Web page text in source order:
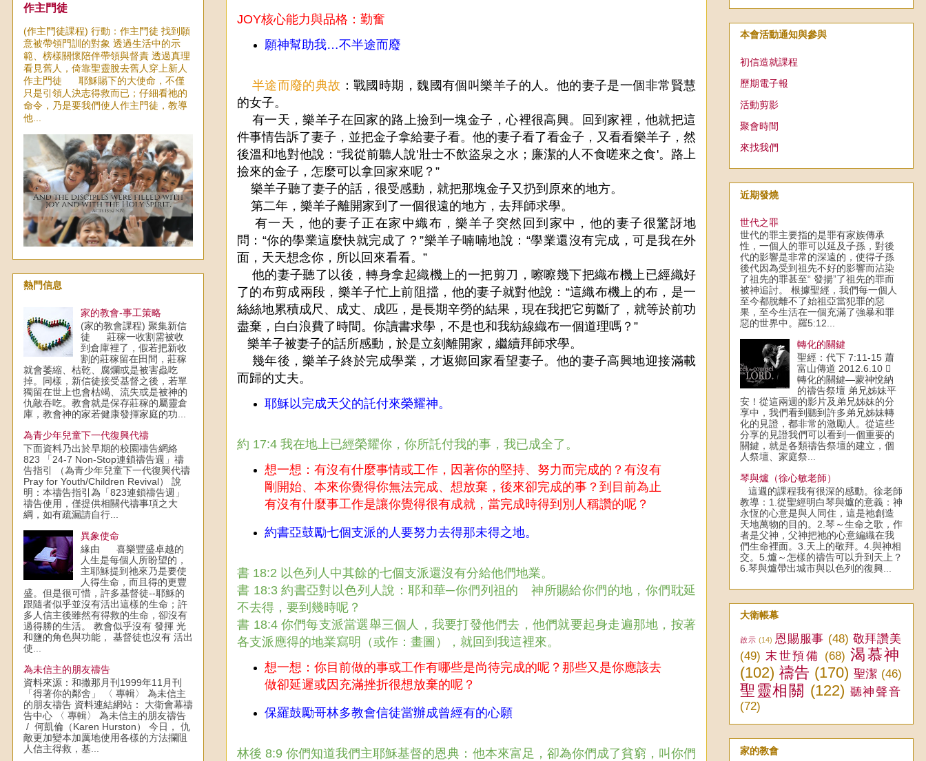
JOY核心能力與品格：勤奮
願神幫助我…不半途而廢
半途而廢的典故 ：戰國時期，魏國有個叫樂羊子的人。他的妻子是一個非常賢慧
的女子。
有一天，樂羊子在回家的路上撿到一塊金子，心裡很高興。回到家裡，他就把這
件事情告訴了妻子，並把金子拿給妻子看。他的妻子看了看金子，又看看樂羊子，然
後溫和地對他說：“我從前聽人說'壯士不飲盜泉之水；廉潔的人不食嗟來之食'。路上
撿來的金子，怎麼可以拿回家來呢？”
樂羊子聽了妻子的話，很受感動，就把那塊金子又扔到原來的地方。
第二年，樂羊子離開家到了一個很遠的地方，去拜師求學。
有一天，他的妻子正在家中織布，樂羊子突然回到家中，他的妻子很驚訝地
問：“你的學業這麼快就完成了？”樂羊子喃喃地說：“學業還沒有完成，可是我在外
面，天天想念你，所以回來看看。”
他的妻子聽了以後，轉身拿起織機上的一把剪刀，嚓嚓幾下把織布機上已經織好
了的布剪成兩段，樂羊子忙上前阻擋，他的妻子就對他說：“這織布機上的布，是一
絲絲地累積成尺、成丈、成匹，是長期辛勞的結果，現在我把它剪斷了，就等於前功
盡棄，白白浪費了時間。你讀書求學，不是也和我紡線織布一個道理嗎？”
樂羊子被妻子的話所感動，於是立刻離開家，繼續拜師求學。
幾年後，樂羊子終於完成學業，才返鄉回家看望妻子。他的妻子高興地迎接滿載
而歸的丈夫。
耶穌以完成天父的託付來榮耀神。
約 17:4 我在地上已經榮耀你，你所託付我的事，我已成全了。
想一想：有沒有什麼事情或工作，因著你的堅持、努力而完成的？有沒有
剛開始、本來你覺得你無法完成、想放棄，後來卻完成的事？到目前為止
有沒有什麼事工作是讓你覺得很有成就，當完成時得到別人稱讚的呢？
約書亞鼓勵七個支派的人要努力去得那未得之地。
書 18:2 以色列人中其餘的七個支派還沒有分給他們地業。
書 18:3 約書亞對以色列人說：耶和華─你們列祖的 神所賜給你們的地，你們耽延
不去得，要到幾時呢？
書 18:4 你們每支派當選舉三個人，我要打發他們去，他們就要起身走遍那地，按著
各支派應得的地業寫明（或作：畫圖），就回到我這裡來。
想一想：你目前做的事或工作有哪些是尚待完成的呢？那些又是你應該去
做卻延遲或因充滿挫折很想放棄的呢？
保羅鼓勵哥林多教會信徒當辦成曾經有的心願
林後 8:9 你們知道我們主耶穌基督的恩典：他本來富足，卻為你們成了貧窮，叫你們
作主門徒
(作主門徒課程) 行動：作主門徒 找到願
意被帶領門訓的對象 透過生活中的示
範、榜樣關懷陪伴帶領與督責 透過真理
看見舊人，倚靠聖靈脫去舊人穿上新人
作主門徒 耶穌賜下的大使命，不僅
只是引領人決志得救而已；仔細看祂的
命令，乃是要我們使人作主門徒，教導
他...
熱門信息
家的教會-事工策略
(家的教會課程) 聚集新信
徒 莊稼一收割需被收
到倉庫裡了，假若把新收
割的莊稼留在田間，莊稼
就會萎縮、枯乾、腐爛或是被害蟲吃
掉。同樣，新信徒接受基督之後，若單
獨留在世上也會枯竭、流失或是被神的
仇敵吞吃。教會就是保存莊稼的屬靈倉
庫，教會神的家若健康發揮家庭的功...
為青少年兒童下一代復興代禱
下面資料乃出於早期的校園禱告網絡
823 「24-7 Non-Stop連鎖禱告週」禱
告指引 （為青少年兒童下一代復興代禱
Pray for Youth/Children Revival） 說
明：本禱告指引為「823連鎖禱告週」
禱告使用，僅提供相關代禱事項之大
綱，如有疏漏請自行...
異象使命
緣由 喜樂豐盛卓越的
人生是每個人所盼望的，
主耶穌提到祂來乃是要使
人得生命，而且得的更豐
盛。但是很可惜，許多基督徒--耶穌的
跟隨者似乎並沒有活出這樣的生命；許
多人信主後雖然有得救的生命，卻沒有
過得勝的生活。 教會似乎沒有 發揮 光
和鹽的角色與功能， 基督徒也沒有 活出
使...
為未信主的朋友禱告
資料來源：和撒那月刊1999年11月刊
「得著你的鄰舍」 〈 專輯〉 為未信主
的朋友禱告 資料連結網站： 大衛會幕禱
告中心 〈 專輯〉 為未信主的朋友禱告
/ 何凱倫（Karen Hurston） 今日， 仇
敵更加變本加厲地使用各樣的方法攔阻
人信主得救，基...
本會活動通知與參與
初信造就課程
歷期電子報
活動剪影
聚會時間
來找我們
近期發燒
世代之罪
世代的罪主要指的是罪有家族傳承
性，一個人的罪可以延及子孫，對後
代的影響是非常的深遠的，使得子孫
後代因為受到祖先不好的影響而沾染
了祖先的罪甚至“ 發揚”了祖先的罪而
被神追討。 根據聖經，我們每一個人
至今都脫離不了始祖亞當犯罪的惡
果，至今生活在一個充滿了強暴和罪
惡的世界中。羅5:12...
轉化的關鍵
聖經：代下 7:11-15 蕭
富山傳道 2012.6.10 
轉化的關鍵—蒙神悅納
的禱告祭壇 弟兄姊妹平
安！從這兩週的影片及弟兄姊妹的分
享中，我們看到聽到許多弟兄姊妹轉
化的見證，都非常的激勵人。從這些
分享的見證我們可以看到一個重要的
關鍵，就是各類禱告祭壇的建立，個
人祭壇、家庭祭...
琴與爐（徐心敏老師）
這週的課程我有很深的感動。徐老師
教導：1.從聖經明白琴與爐的意義：神
永恆的心意是與人同住，這是祂創造
天地萬物的目的。2.琴～生命之歌，作
者是父神，父神把祂的心意編織在我
們生命裡面。3.天上的敬拜。4.與神相
交。5.爐～怎樣的禱告可以升到天上？
6.琴與爐帶出城市與以色列的復興...
大衛帳幕
啟示 (14) 恩賜服事 (48) 敬拜讚美
(49) 末世預備 (68) 渴慕神
(102) 禱告 (170) 聖潔 (46)
聖靈相關 (122) 聽神聲音
(72)
家的教會